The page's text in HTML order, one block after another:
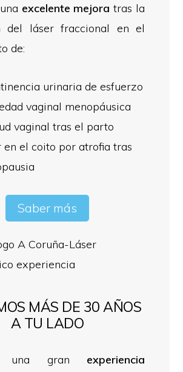
excelente mejora tras la
del láser fraccional en el
de:
urinaria de esfuerzo
vaginal menopáusica
vaginal tras el parto
en el coito por atrofia tras
Saber más
MÁS DE 30 AÑOS
A TU LADO
una gran experiencia